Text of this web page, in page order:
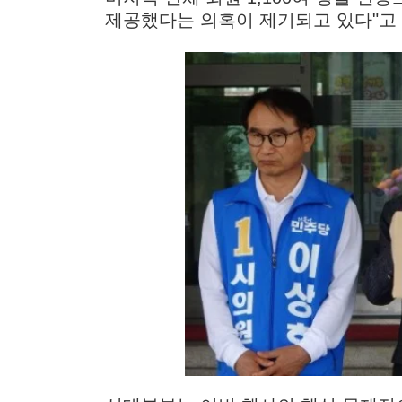
제공했다는 의혹이 제기되고 있다"고